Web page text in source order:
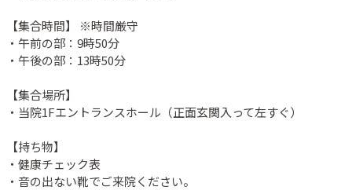
【集合時間】 ※時間厳守
・午前の部：9時50分
・午後の部：13時50分
【集合場所】
・当院1Fエントランスホール（正面玄関入って左すぐ）
【持ち物】
・健康チェック表
・音の出ない靴でご来院ください。